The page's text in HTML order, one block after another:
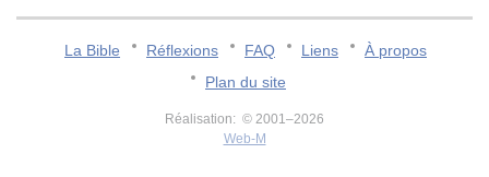
La Bible Réflexions FAQ Liens
À propos
Plan du site
Réalisation: © 2001–2026
Web-M